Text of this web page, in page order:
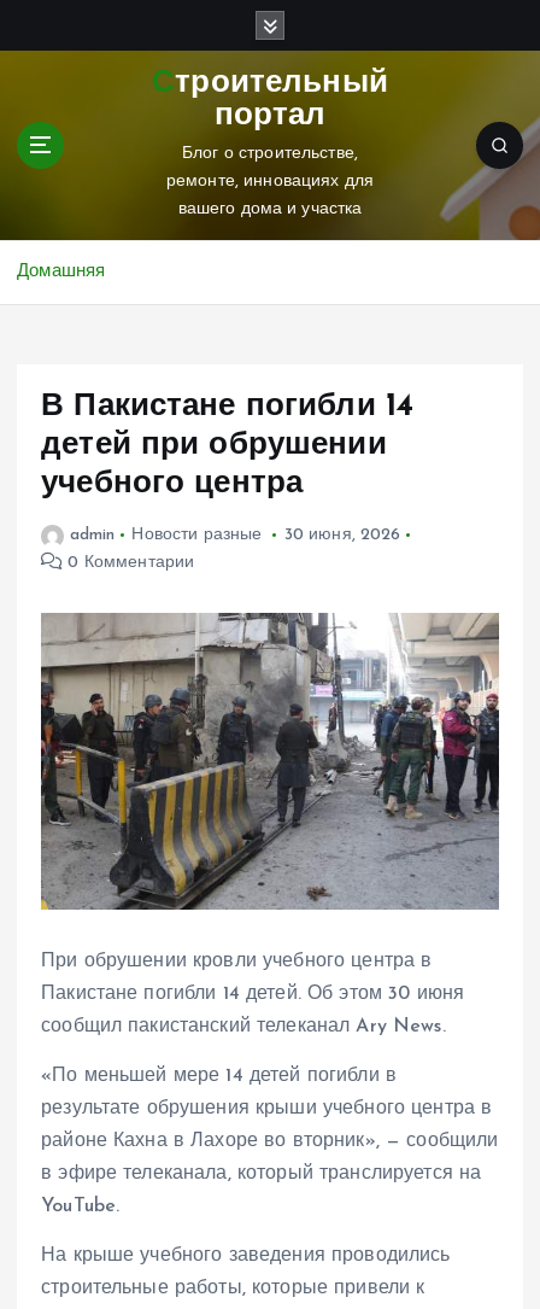
Строительный
портал
Блог о строительстве,
ремонте, инновациях для
вашего дома и участка
Домашняя
В Пакистане погибли 14
детей при обрушении
учебного центра
admin Новости разные
30 июня, 2026
0 Комментарии
При обрушении кровли учебного центра в
Пакистане погибли 14 детей. Об этом 30 июня
сообщил пакистанский телеканал Ary News.
«По меньшей мере 14 детей погибли в
результате обрушения крыши учебного центра в
районе Кахна в Лахоре во вторник», — сообщили
в эфире телеканала, который транслируется на
YouTube.
На крыше учебного заведения проводились
строительные работы, которые привели к